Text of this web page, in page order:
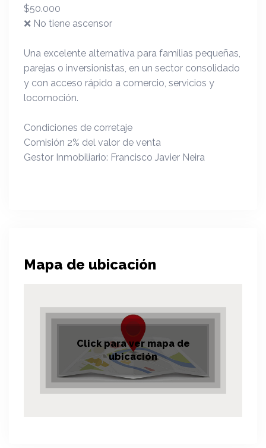
$50.000
❌ No tiene ascensor
Una excelente alternativa para familias pequeñas,
parejas o inversionistas, en un sector consolidado
y con acceso rápido a comercio, servicios y
locomoción.
Condiciones de corretaje
Comisión 2% del valor de venta
Gestor Inmobiliario: Francisco Javier Neira
Mapa de ubicación
Click para ver mapa de
ubicación